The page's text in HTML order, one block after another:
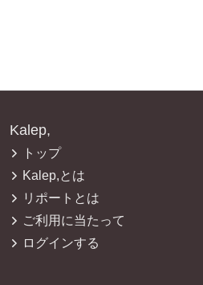
Kalep,
トップ
Kalep,とは
リポートとは
ご利用に当たって
ログインする